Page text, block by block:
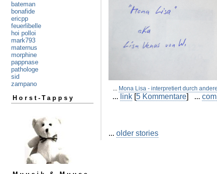
bateman
bonafide
ericpp
feuerlibelle
hoi polloi
mark793
maternus
morphine
pappnase
pathologe
sid
zampano
Horst-Tappsy
... Mona Lisa - interpretiert durch
... link [5 Kommentare] ...
... older stories